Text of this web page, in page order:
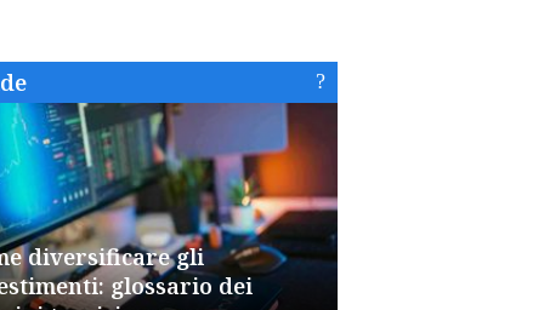
diversificare gli
glossario dei